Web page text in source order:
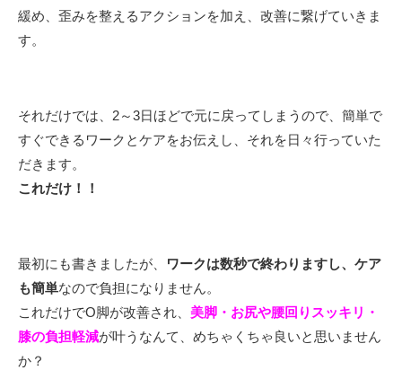
緩め、歪みを整えるアクションを加え、改善に繋げていきま
す。
それだけでは、2～3日ほどで元に戻ってしまうので、簡単で
すぐできるワークとケアをお伝えし、それを日々行っていた
だきます。
これだけ！！
最初にも書きましたが、
ワークは数秒で終わりますし、ケア
も簡単なので負担になりません。
これだけでO脚が改善され、 美脚・お尻や腰回りスッキリ・
膝の負担軽減が叶うなんて、めちゃくちゃ良いと思いません
か？